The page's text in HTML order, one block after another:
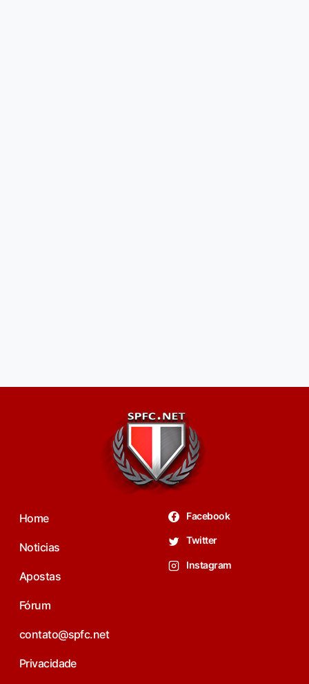
Home
Noticias
Apostas
Fórum
contato@spfc.net
Privacidade
Facebook
Twitter
Instagram